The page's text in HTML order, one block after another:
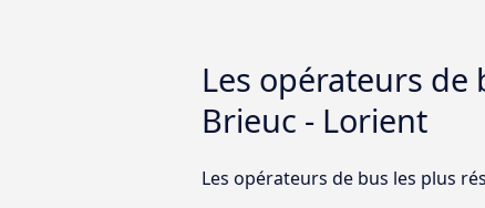
Les opérateurs de
Brieuc - Lorient
Les opérateurs de bus les plus